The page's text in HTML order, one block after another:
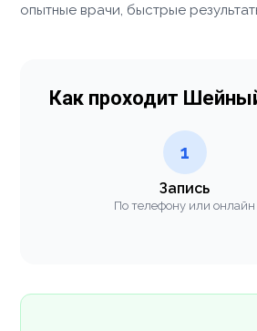
опытные врачи, быстрые
Как проходит
1
Запись
По телефону или онлайн